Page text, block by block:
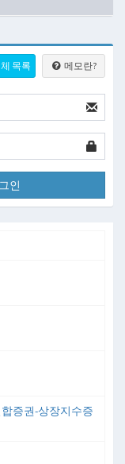
목록 메모란?
인
증권-상장지수증